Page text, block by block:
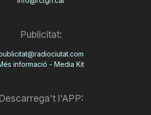
Publicitat:
informació - Media Kit
Descarrega't l'APP: